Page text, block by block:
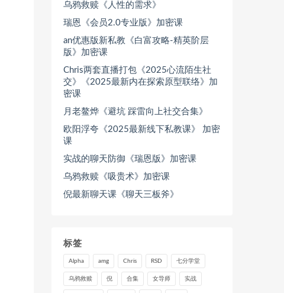
乌鸦救赎《人性的需求》
瑞恩《会员2.0专业版》加密课
an优惠版新私教《白富攻略-精英阶层
版》加密课
Chris两套直播打包《2025心流陌生社
交》《2025最新内在探索原型联络》加
密课
月老鳌烨《避坑 踩雷向上社交合集》
欧阳浮夸《2025最新线下私教课》 加密
课
实战的聊天防御《瑞恩版》加密课
乌鸦救赎《吸贵术》加密课
倪最新聊天课《聊天三板斧》
标签
Alpha amg Chris RSD 七分学堂
乌鸦救赎 倪 合集 女导师 实战